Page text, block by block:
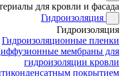
для кровли и фасада
Гидроизоляция
Гидроизоляция
Гидроизоляционные пленки
мембраны для
гидроизоляции кровли
покрытием